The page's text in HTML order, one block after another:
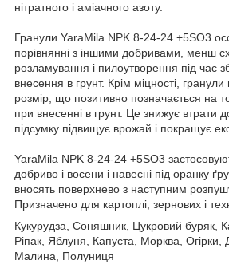
нітратного і аміачного азоту.
Гранули YaraMila NPK 8-24-24 +5SO3
порівнянні з іншими добривами, менш
розламування і пилоутворення під час
внесення в грунт. Крім міцності,
розмір, що позитивно позначається на
при внесенні в грунт. Це знижує втрати
підсумку підвищує врожай і покращує
YaraMila NPK 8-24-24 +5SO3
добриво і восени і навесні під оранку
вносять поверхнево з наступним
Призначено для картоплі, зернових і
Кукурудза, Соняшник, Цукровий буряк,
Ріпак, Яблуня, Капуста, Морква, Огірки,
Малина, Полуниця